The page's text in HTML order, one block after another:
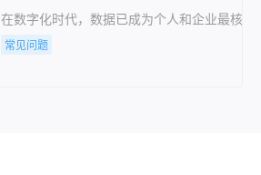
在数字化时代，数据已成为个人和企业最核
常见问题